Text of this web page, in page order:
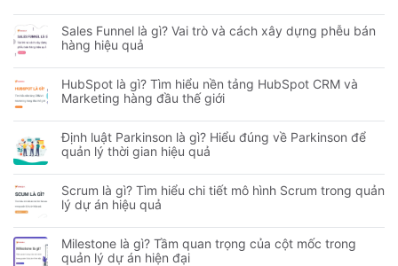
Sales Funnel là gì? Vai trò và cách xây dựng phễu bán
hàng hiệu quả
HubSpot là gì? Tìm hiểu nền tảng HubSpot CRM và
Marketing hàng đầu thế giới
Định luật Parkinson là gì? Hiểu đúng về Parkinson để
quản lý thời gian hiệu quả
Scrum là gì? Tìm hiểu chi tiết mô hình Scrum trong quản
lý dự án hiệu quả
Milestone là gì? Tầm quan trọng của cột mốc trong
quản lý dự án hiện đại